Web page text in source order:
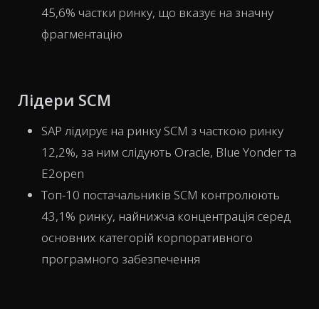
45,6% частки ринку, що вказує на значну
фрагментацію
Лідери SCM
SAP лідирує на ринку SCM з часткою ринку
12,2%, за ним слідують Oracle, Blue Yonder та
E2open
Топ-10 постачальників SCM контролюють
43,1% ринку, найнижча концентрація серед
основних категорій корпоративного
програмного забезпечення